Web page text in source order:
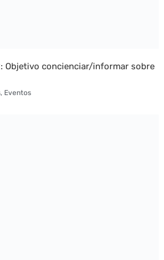
Objetivo concienciar/informar sobre
, Eventos